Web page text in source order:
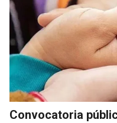
Convocatoria